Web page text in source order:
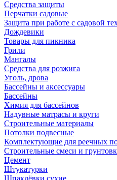
Средства защиты
Перчатки садовые
Защита при работе с садовой
Дождевики
Товары для пикника
Грили
Мангалы
Средства для розжига
Уголь, дрова
Бассейны и аксессуары
Бассейны
Химия для бассейнов
Надувные матрасы и круги
Строительные материалы
Потолки подвесные
Комплектующие для реечных
Строительные смеси и
Цемент
Штукатурки
Шпаклёвки сухие